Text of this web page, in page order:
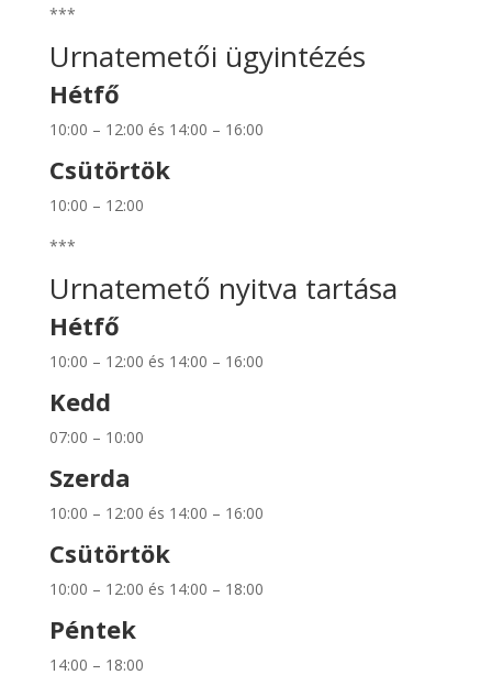
***
Urnatemetői ügyintézés
Hétfő
10:00 – 12:00 és 14:00 – 16:00
Csütörtök
10:00 – 12:00
***
Urnatemető nyitva tartása
Hétfő
10:00 – 12:00 és 14:00 – 16:00
Kedd
07:00 – 10:00
Szerda
10:00 – 12:00 és 14:00 – 16:00
Csütörtök
10:00 – 12:00 és 14:00 – 18:00
Péntek
14:00 – 18:00